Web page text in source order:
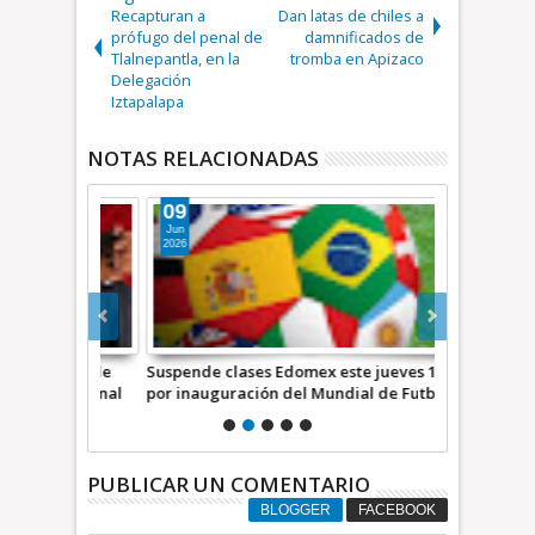
Recapturan a
prófugo del penal de
Tlalnepantla, en la
Delegación
Iztapalapa
Dan latas de chiles a
damnificados de
tromba en Apizaco
NOTAS RELACIONADAS
Suspende clases Edomex este jueves 11
por inauguración del Mundial de Futbol
09
Jun
2026
PUBLICAR UN COMENTARIO
BLOGGER FACEBOOK